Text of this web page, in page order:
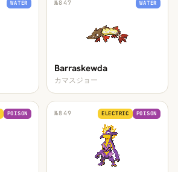
WATER №847 WATER
Barraskewda
カマスジョー
POISON №849 ELECTRIC POISON